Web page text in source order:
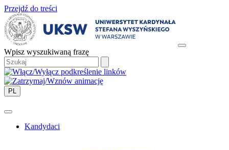
Przejdź do treści
Wpisz wyszukiwaną frazę
PL
Kandydaci